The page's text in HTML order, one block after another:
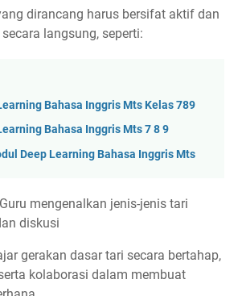
dirancang harus bersifat aktif dan
langsung, seperti:
Bahasa Inggris Mts Kelas 789
Bahasa Inggris Mts 7 8 9
Deep Learning Bahasa Inggris Mts
Guru mengenalkan jenis-jenis tari
diskusi
gerakan dasar tari secara bertahap,
kolaborasi dalam membuat